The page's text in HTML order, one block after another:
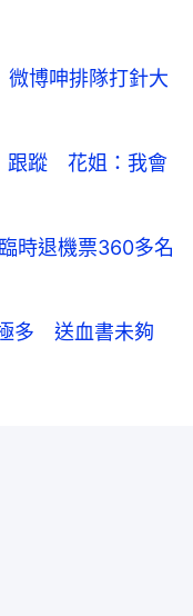
博呻排隊打針大
跟蹤 花姐：我會
時退機票360多名
多 送血書未夠